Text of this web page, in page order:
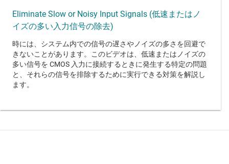
Eliminate Slow or Noisy Input Signals (低速またはノ
イズの多い入力信号の除去)
時には、システム内での信号の遅さやノイズの多さを回避で
きないことがあります。このビデオは、低速またはノイズの
多い信号を CMOS 入力に接続するときに発生する特定の問題
と、それらの信号を排除するために実行できる対策を解説し
ます。